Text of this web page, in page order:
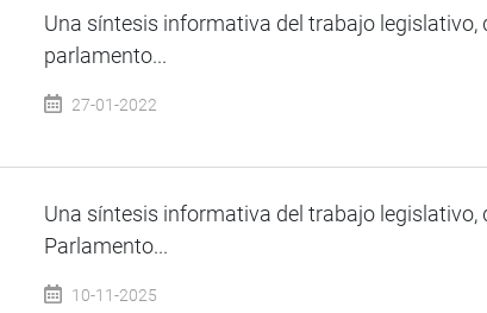
Una síntesis informativa del trabajo legislativo,
parlamento...
27-01-2022
Una síntesis informativa del trabajo legislativo,
Parlamento...
10-11-2025